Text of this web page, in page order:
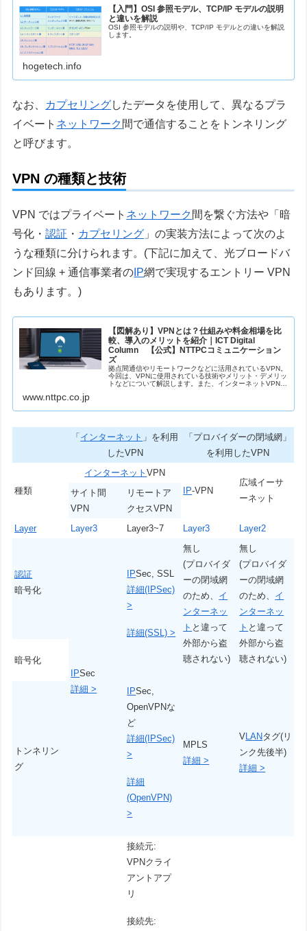
【入門】OSI 参照モデル、TCP/IP モデルの説明
と違いを解説
OSI 参照モデルの説明や、TCP/IP モデルとの違いを解説
します。
hogetech.info
なお、 カプセリングしたデータを使用して、異なるプラ
イベート ネットワーク 間で通信することをトンネリング
と呼びます。
VPN の種類と技術
VPN ではプライベート ネットワーク 間を繋ぐ方法や「暗
号化・認証 ・ カプセリング 」の実装方法によって次のよ
うな種類に分けられます。(下記に加えて、光ブロードバ
ンド回線 + 通信事業者の IP網で実現するエントリー VPN
もあります。)
【図解あり】VPNとは？仕組みや料金相場を比
較、導入のメリットを紹介｜ICT Digital
Column 【公式】NTTPCコミュニケーション
ズ
拠点間通信やリモートワークなどに活用されているVPN。
今回は、VPNに使用されている技術やメリット・デメリッ
トなどについて解説します。また、インターネットVPN、
www.nttpc.co.jp
「インターネット 」を利用
したVPN
「プロバイダーの閉域網」
を利用したVPN
種類
インターネットVPN
IP-VPN
広域イーサ
ーネット
サイト間
VPN
リモートア
クセスVPN
Layer
Layer3 Layer3~7 Layer3 Layer2
認証
暗号化
IPSec
詳細 >
IPSec, SSL
詳細(IPSec)
>
詳細(SSL) >
無し
(プロバイダ
ーの閉域網
のため、 イ
ンターネッ
ト と違って
外部から盗
聴されない)
無し
(プロバイダ
ーの閉域網
のため、 イ
ンターネッ
ト と違って
外部から盗
聴されない)
暗号化
トンネリン
グ
IPSec,
OpenVPNな
ど
詳細(IPSec)
>
詳細
(OpenVPN)
>
MPLS
詳細 >
VLANタグ(リ
ンク先後半)
詳細 >
接続元:
VPNクライ
アントアプ
リ
接続先: